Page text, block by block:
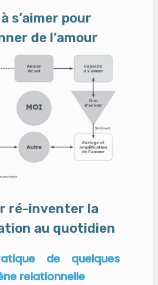
s’aimer pour
de l’amour
ré-inventer la
au quotidien
de quelques
relationnelle